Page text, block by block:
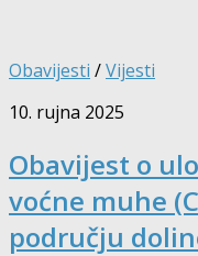
Obavijesti /Vijesti
10. rujna 2025
Obavijest o
voćne muhe
području